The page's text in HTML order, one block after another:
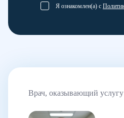
Я ознакомлен(а) с
Врач, оказывающий услугу